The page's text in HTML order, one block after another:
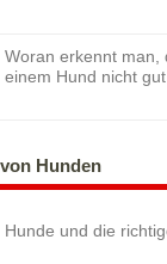
Woran erkennt man,
einem Hund nicht
Hunden
Hunde und die